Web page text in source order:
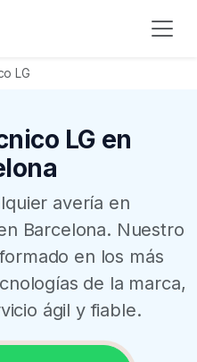
LG
LG en
avería en
Barcelona. Nuestro
en los más
de la marca,
ágil y fiable.